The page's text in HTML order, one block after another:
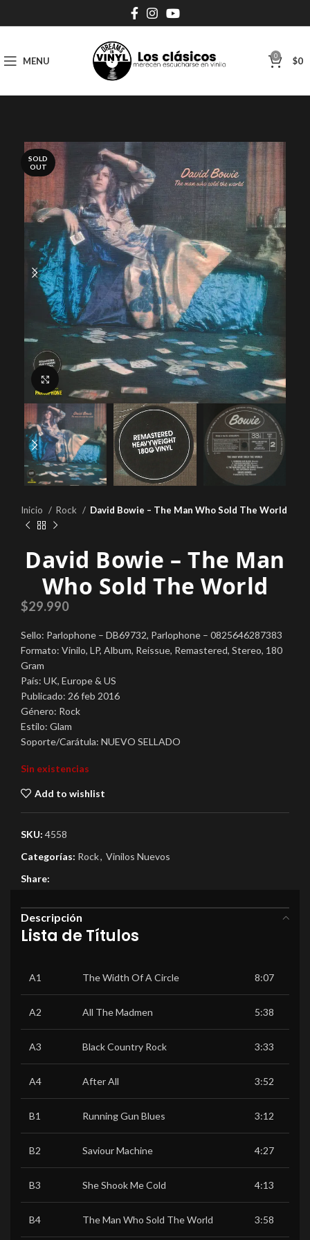
MENU 0 $0
SOLD
OUT
Inicio Rock David Bowie – The Man Who Sold The World
David Bowie – The Man
Who Sold The World
$29.990
Sello: Parlophone – DB69732, Parlophone – 0825646287383
Formato: Vinilo, LP, Album, Reissue, Remastered, Stereo, 180
Gram
País: UK, Europe & US
Publicado: 26 feb 2016
Género: Rock
Estilo: Glam
Soporte/Carátula: NUEVO SELLADO
Sin existencias
Add to wishlist
SKU: 4558
Categorías: Rock, Vinilos Nuevos
Share:
Descripción
Lista de Títulos
A1 The Width Of A Circle 8:07
A2 All The Madmen 5:38
A3 Black Country Rock 3:33
A4 After All 3:52
B1 Running Gun Blues 3:12
B2 Saviour Machine 4:27
B3 She Shook Me Cold 4:13
B4 The Man Who Sold The World 3:58